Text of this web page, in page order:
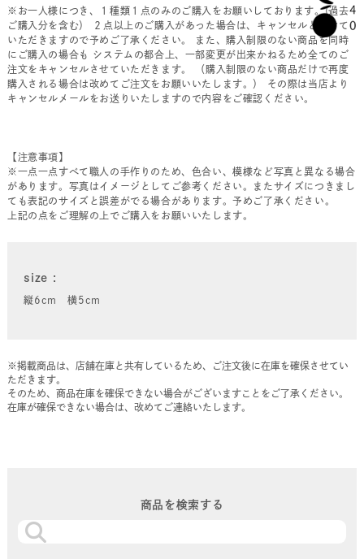
※お一人様につき、１種類１点のみのご購入をお願いしております。(過去
ご購入分を含む） ２点以上のご購入があった場合は、キャンセルとさせて
いただきますので予めご了承ください。 また、購入制限のない商品を同時
にご購入の場合も システムの都合上、一部変更が出来かねるため全てのご
注文をキャンセルさせていただきます。 （購入制限のない商品だけで再度
購入される場合は改めてご注文をお願いいたします。） その際は当店より
キャンセルメールをお送りいたしますので内容をご確認ください。
【注意事項】
※一点一点すべて職人の手作りのため、色合い、模様など写真と異なる場合
があります。写真はイメージとしてご参考ください。またサイズにつきまし
ても表記のサイズと誤差がでる場合があります。予めご了承ください。
上記の点をご理解の上でご購入をお願いいたします。
size
縦6cm 横5cm
※掲載商品は、店舗在庫と共有しているため、ご注文後に在庫を確保させてい
ただきます。
そのため、商品在庫を確保できない場合がございますことをご了承ください。
在庫が確保できない場合は、改めてご連絡いたします。
商品を検索する